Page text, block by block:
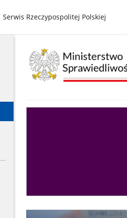
gov.pl
Serwis Rzeczypospolitej Polskiej